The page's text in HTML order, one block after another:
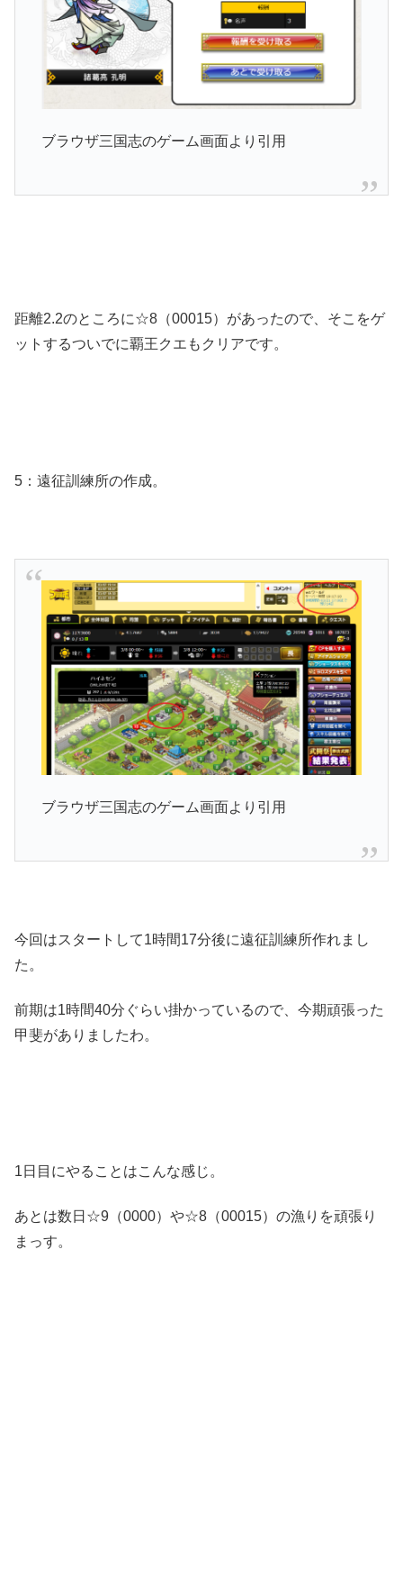
ブラウザ三国志のゲーム画面より引用
距離2.2のところに☆8（00015）があったので、そこをゲ
ットするついでに覇王クエもクリアです。
5：遠征訓練所の作成。
ブラウザ三国志のゲーム画面より引用
今回はスタートして1時間17分後に遠征訓練所作れまし
た。
前期は1時間40分ぐらい掛かっているので、今期頑張った
甲斐がありましたわ。
1日目にやることはこんな感じ。
あとは数日☆9（0000）や☆8（00015）の漁りを頑張り
まっす。